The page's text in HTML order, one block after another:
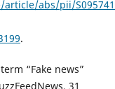
abs/pii/
.
“Fake news”
31